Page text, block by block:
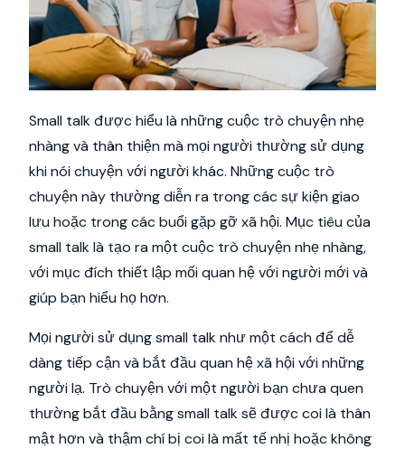
Small talk được hiểu là những cuộc trò chuyện nhẹ
nhàng và thân thiện mà mọi người thường sử dụng
khi nói chuyện với người khác. Những cuộc trò
chuyện này thường diễn ra trong các sự kiện giao
lưu hoặc trong các buổi gặp gỡ xã hội. Mục tiêu của
small talk là tạo ra một cuộc trò chuyện nhẹ nhàng,
với mục đích thiết lập mối quan hệ với người mới và
giúp bạn hiểu họ hơn.
Mọi người sử dụng small talk như một cách để dễ
dàng tiếp cận và bắt đầu quan hệ xã hội với những
người lạ. Trò chuyện với một người bạn chưa quen
thường bắt đầu bằng small talk sẽ được coi là thân
mật hơn và thậm chí bị coi là mất tế nhị hoặc không